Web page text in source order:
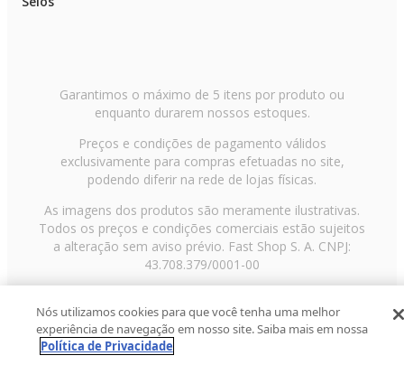
Garantimos o máximo de 5 itens por produto ou
enquanto durarem nossos estoques.
Preços e condições de pagamento válidos
exclusivamente para compras efetuadas no site,
podendo diferir na rede de lojas físicas.
As imagens dos produtos são meramente ilustrativas.
Todos os preços e condições comerciais estão sujeitos
a alteração sem aviso prévio. Fast Shop S. A. CNPJ:
43.708.379/0001-00
Paulo/SP, CEP 02029-001, Telefone: 11 3003-3728 ©
2013 Fast Shop - Todos os direitos reservadosRF
Nós utilizamos cookies para que você tenha uma melhor
experiência de navegação em nosso site. Saiba mais em nossa
Política de Privacidade